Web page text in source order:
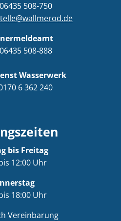
06435 508-750
508-888
Wasserwerk
6 362 240
bis Freitag
12:00 Uhr
18:00 Uhr
Vereinbarung